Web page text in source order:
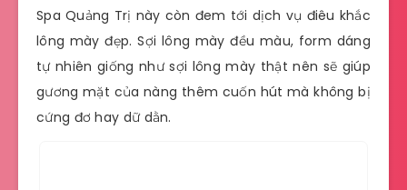
Spa Quảng Trị này còn đem tới dịch vụ điêu khắc
lông mày đẹp. Sợi lông mày đều màu, form dáng
tự nhiên giống như sợi lông mày thật nên sẽ giúp
gương mặt của nàng thêm cuốn hút mà không bị
cứng đơ hay dữ dằn.